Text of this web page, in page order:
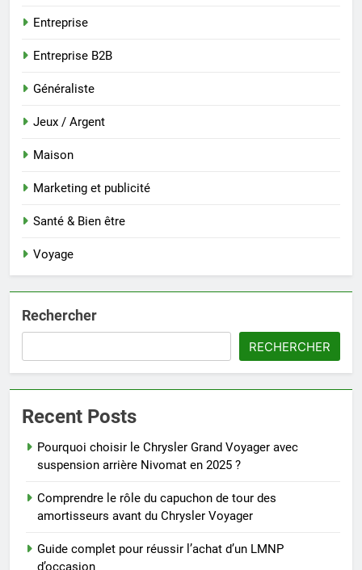
Entreprise
Entreprise B2B
Généraliste
Jeux / Argent
Maison
Marketing et publicité
Santé & Bien être
Voyage
Rechercher
RECHERCHER
Recent Posts
Pourquoi choisir le Chrysler Grand Voyager avec
suspension arrière Nivomat en 2025 ?
Comprendre le rôle du capuchon de tour des
amortisseurs avant du Chrysler Voyager
Guide complet pour réussir l’achat d’un LMNP